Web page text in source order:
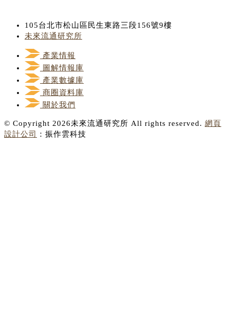
105台北市松山區民生東路三段156號9樓
未來流通研究所
產業情報
圖解情報庫
產業數據庫
商圈資料庫
關於我們
© Copyright 2026未來流通研究所 All rights reserved. 網頁
設計公司
：振作雲科技